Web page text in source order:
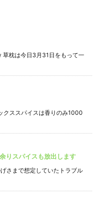
草枕は今日3月31日をもって一
クススパイスは香りのみ1000
りスパイスも放出します
さまで想定していたトラブル